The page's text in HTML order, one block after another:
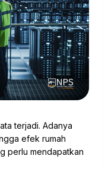
terjadi. Adanya
efek rumah
perlu mendapatkan